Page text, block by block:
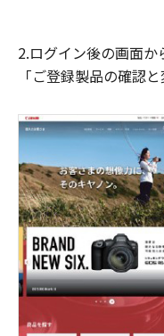
2.ログイン後の画面か
「ご登録製品の確認